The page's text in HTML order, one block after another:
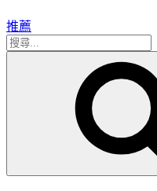
推薦
搜